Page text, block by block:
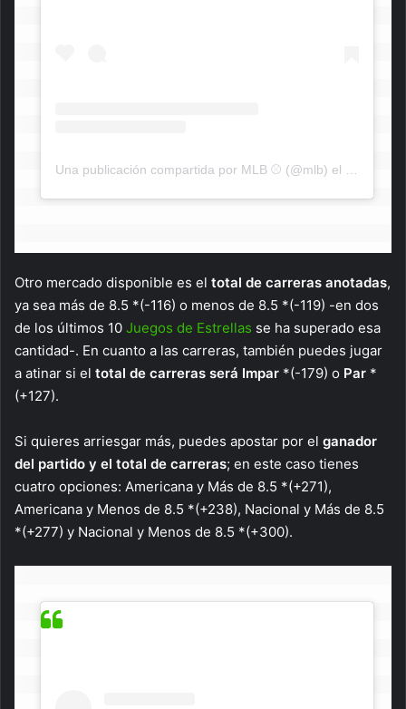
Una publicación compartida por MLB ⚾ (@mlb) el 8 de Jul
Otro mercado disponible es el total de carreras anotadas,
ya sea más de 8.5 *(-116) o menos de 8.5 *(-119) -en dos
de los últimos 10 Juegos de Estrellas se ha superado esa
cantidad-. En cuanto a las carreras, también puedes jugar
a atinar si el total de carreras será Impar *(-179) o Par *
(+127).
Si quieres arriesgar más, puedes apostar por el ganador
del partido y el total de carreras; en este caso tienes
cuatro opciones: Americana y Más de 8.5 *(+271),
Americana y Menos de 8.5 *(+238), Nacional y Más de 8.5
*(+277) y Nacional y Menos de 8.5 *(+300).